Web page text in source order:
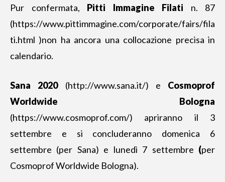
Pur confermata, Pitti Immagine Filati n. 87
(https://www.pittimmagine.com/corporate/fairs/fila
ti.html )non ha ancora una collocazione precisa in
calendario.
Sana 2020(http://www.sana.it/) e Cosmoprof
Worldwide Bologna
(https://www.cosmoprof.com/) apriranno il 3
settembre e si concluderanno domenica 6
settembre (per Sana) e lunedì 7 settembre (per
Cosmoprof Worldwide Bologna).